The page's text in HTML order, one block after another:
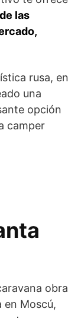
las
rusa, en
una
opción
camper
obra
en Moscú,